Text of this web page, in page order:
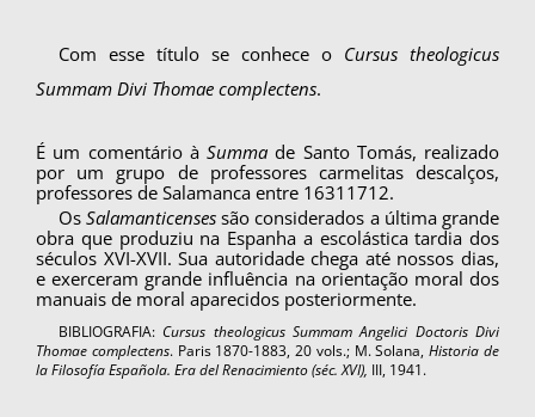
Com esse título se conhece o Cursus theologicus
Summam Divi Thomae complectens.
É um comentário à Summa de Santo Tomás, rea­lizado
por um grupo de professores carmelitas descalços,
professores de Salamanca entre 1631­1712.
Os Salamanticenses são considerados a últi­ma grande
obra que produziu na Espanha a escolástica tardia dos
séculos XVI-XVII. Sua autoridade chega até nossos dias,
e exerceram grande influência na orientação moral dos
manu­ais de moral aparecidos posteriormente.
BIBLIOGRAFIA: Cursus theologicus Summam Angelici Doctoris Divi
Thomae complectens. Paris 1870-1883, 20 vols.; M. Solana,Historia de
la Filosofía Española. Era del Renacimiento (séc. XVI), III, 1941.